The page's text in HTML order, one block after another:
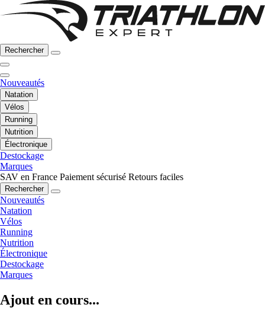
Rechercher
Nouveautés
Natation
Vélos
Running
Nutrition
Électronique
Destockage
Marques
SAV en France Paiement sécurisé Retours faciles
Rechercher
Nouveautés
Natation
Vélos
Running
Nutrition
Électronique
Destockage
Marques
Ajout en cours...